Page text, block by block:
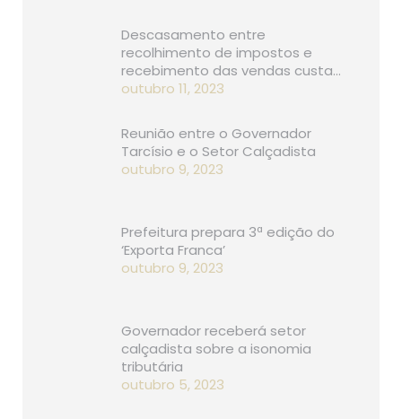
Descasamento entre
recolhimento de impostos e
recebimento das vendas custa…
outubro 11, 2023
Reunião entre o Governador
Tarcísio e o Setor Calçadista
outubro 9, 2023
Prefeitura prepara 3ª edição do
‘Exporta Franca’
outubro 9, 2023
Governador receberá setor
calçadista sobre a isonomia
tributária
outubro 5, 2023